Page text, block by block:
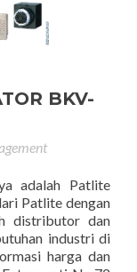
BKV-
adalah Patlite
Patlite dengan
distributor dan
industri di
harga dan